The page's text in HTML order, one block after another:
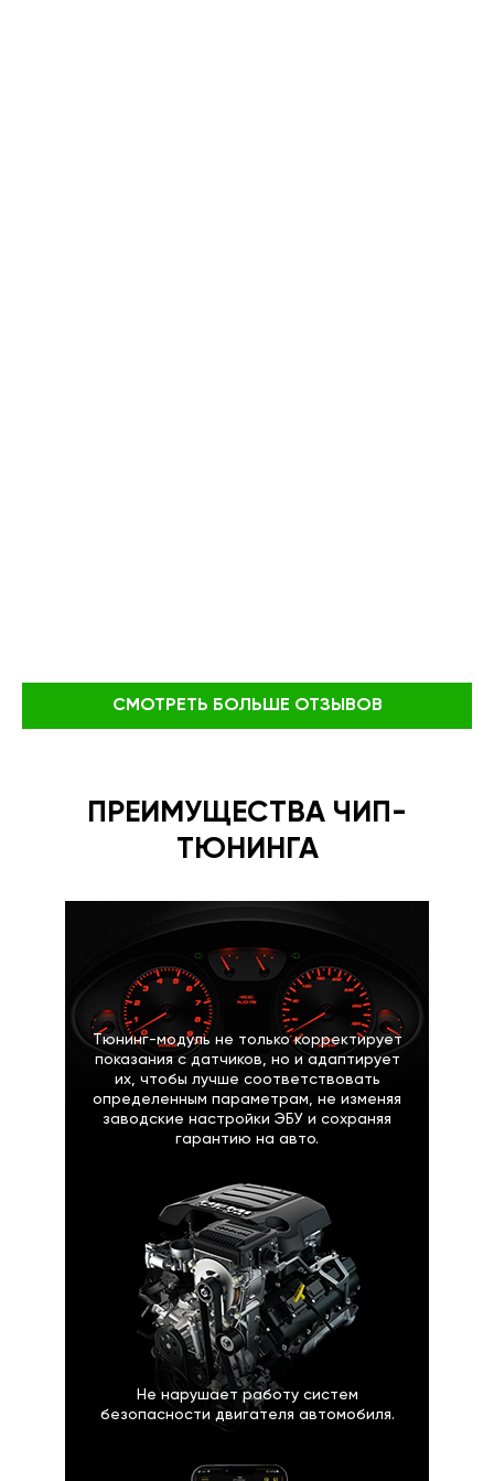
СМОТРЕТЬ БОЛЬШЕ ОТЗЫВОВ
ПРЕИМУЩЕСТВА ЧИП-
ТЮНИНГА
Тюнинг-модуль не только корректирует
показания с датчиков, но и адаптирует
их, чтобы лучше соответствовать
определенным параметрам, не изменяя
заводские настройки ЭБУ и сохраняя
гарантию на авто.
Не нарушает работу систем
безопасности двигателя автомобиля.